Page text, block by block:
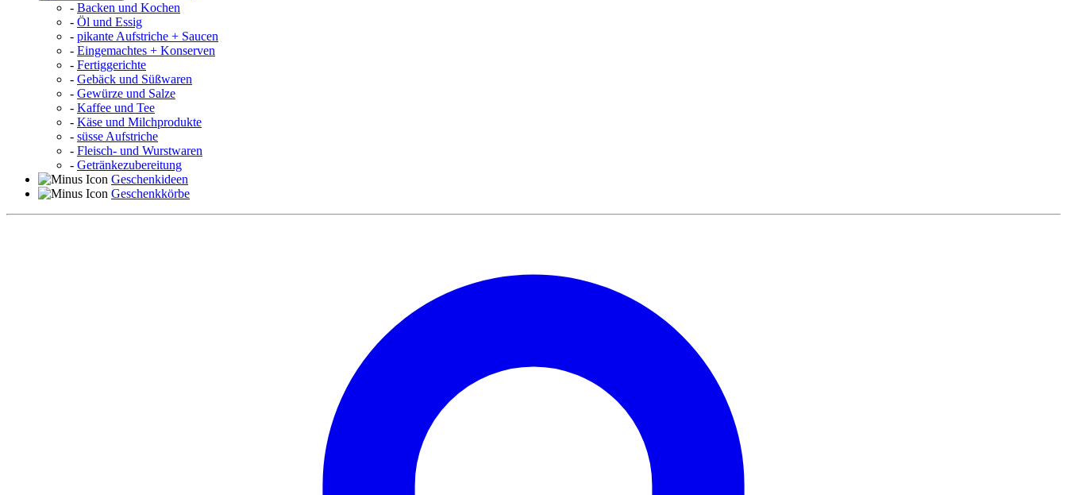
- Backen und Kochen
- Öl und Essig
- pikante Aufstriche + Saucen
- Eingemachtes + Konserven
- Fertiggerichte
- Gebäck und Süßwaren
- Gewürze und Salze
- Kaffee und Tee
- Käse und Milchprodukte
- süsse Aufstriche
- Fleisch- und Wurstwaren
- Getränkezubereitung
Geschenkideen
Geschenkkörbe